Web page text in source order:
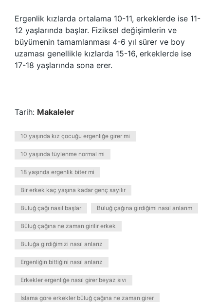
Ergenlik kızlarda ortalama 10-11, erkeklerde ise 11-
12 yaşlarında başlar. Fiziksel değişimlerin ve
büyümenin tamamlanması 4-6 yıl sürer ve boy
uzaması genellikle kızlarda 15-16, erkeklerde ise
17-18 yaşlarında sona erer.
Tarih: Makaleler
10 yaşında kız çocuğu ergenliğe girer mi
10 yaşında tüylenme normal mi
18 yaşında ergenlik biter mi
Bir erkek kaç yaşına kadar genç sayılır
Buluğ çağı nasıl başlar Büluğ çağına girdiğimi nasıl anlarım
Büluğ çağına ne zaman girilir erkek
Buluğa girdiğimizi nasıl anlarız
Ergenliğin bittiğini nasıl anlarız
Erkekler ergenliğe nasıl girer beyaz sıvı
İslama göre erkekler büluğ çağına ne zaman girer